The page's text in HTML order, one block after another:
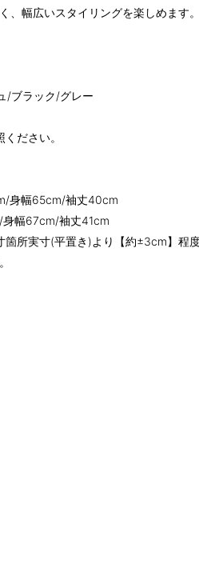
、幅広いスタイリングを楽しめます。
/ブラック/グレー
ださい。
身幅65cm/袖丈40cm
身幅67cm/袖丈41cm
箇所実寸(平置き)より【約±3cm】程